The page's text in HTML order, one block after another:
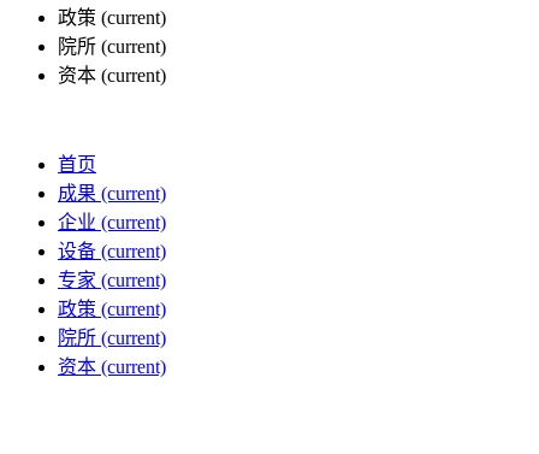
政策 (current)
院所 (current)
资本 (current)
首页
成果 (current)
企业 (current)
设备 (current)
专家 (current)
政策 (current)
院所 (current)
资本 (current)